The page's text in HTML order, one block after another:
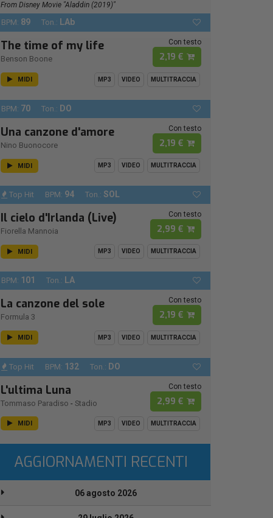
From Disney Movie "Aladdin (2019)"
BPM: 89 Ton.: LAb
The time of my life
Benson Boone
Con testo
2,19 €
MIDI MP3 VIDEO MULTITRACCIA
BPM: 70 Ton.: DO
Una canzone d'amore
Nino Buonocore
Con testo
2,19 €
MIDI MP3 VIDEO MULTITRACCIA
Top Hit BPM: 94 Ton.: SOL
Il cielo d'Irlanda (Live)
Fiorella Mannoia
Con testo
2,99 €
MIDI MP3 VIDEO MULTITRACCIA
BPM: 101 Ton.: LA
La canzone del sole
Formula 3
Con testo
2,19 €
MIDI MP3 VIDEO MULTITRACCIA
Top Hit BPM: 132 Ton.: DO
L'ultima Luna
Tommaso Paradiso - Stadio
Con testo
2,99 €
MIDI MP3 VIDEO MULTITRACCIA
AGGIORNAMENTI RECENTI
06 agosto 2026